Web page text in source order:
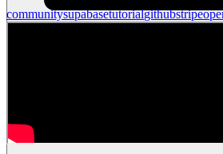
communitysupabasetutorialgithubstripe